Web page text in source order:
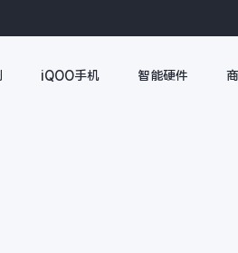
iQOO手机 智能硬件